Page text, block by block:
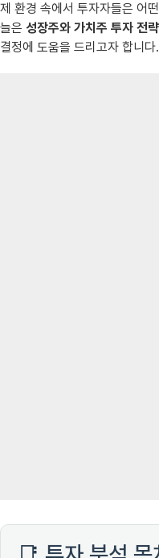
제 환경 속에서 투자자들은 어
늘은 성장주와 가치주 투자 전략
결정에 도움을 드리고자 합니다.